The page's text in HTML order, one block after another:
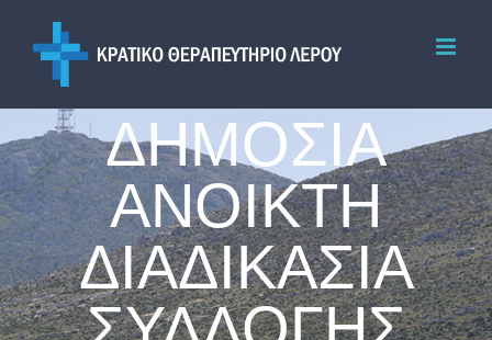
content
ΔΗΜΟΣΙΑ
ΑΝΟΙΚΤΗ
ΔΙΑΔΙΚΑΣΙΑ